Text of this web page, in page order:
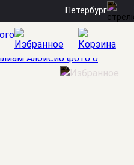
Петербург